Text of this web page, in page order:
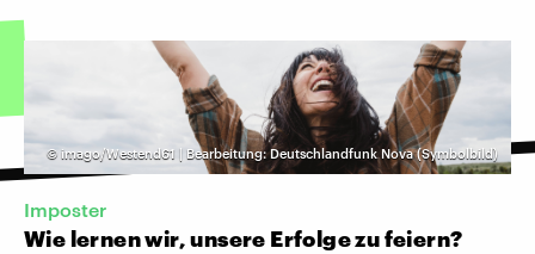
© imago/Westend61 | Bearbeitung: Deutschlandfunk Nova (Symbolbild)
Imposter
Wie lernen wir, unsere Erfolge zu feiern?